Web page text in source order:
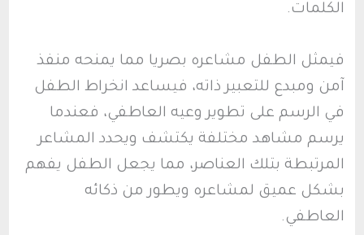
الكلمات.
فيمثل الطفل مشاعره بصريا مما يمنحه منفذ
آمن ومبدع للتعبير ذاته، فيساعد انخراط الطفل
في الرسم على تطوير وعيه العاطفي، فعندما
يرسم مشاهد مختلفة يكتشف ويحدد المشاعر
المرتبطة بتلك العناصر، مما يجعل الطفل يفهم
بشكل عميق لمشاعره ويطور من ذكائه
العاطفي.